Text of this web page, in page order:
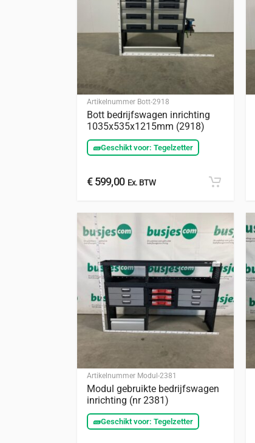
Artikelnummer Bott-2918
Bott bedrijfswagen inrichting
1035x535x1215mm (2918)
🧱Geschikt voor: Tegelzetter
€599,00Ex. BTW
Artikelnummer Modul-2381
Modul gebruikte bedrijfswagen
inrichting (nr 2381)
🧱Geschikt voor: Tegelzetter